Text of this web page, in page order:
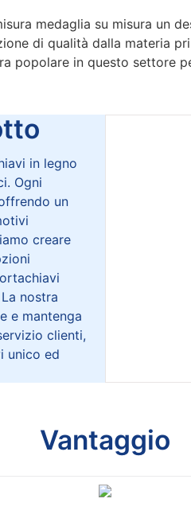
medaglia su misura un
di qualità dalla materia
popolare in questo settore
in legno
Ogni
un
creare
nostra
e mantenga
clienti,
unico ed
Vantaggio